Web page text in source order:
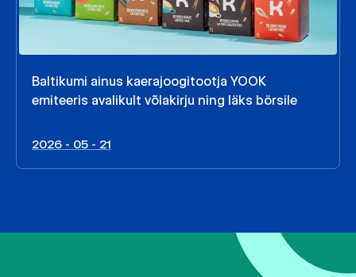
Baltikumi ainus kaerajoogitootja YOOK
emiteeris avalikult võlakirju ning läks börsile
2026 - 05 - 21